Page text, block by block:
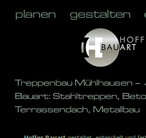
Treppenbau Mühlhausen
Bauart: Stahltreppen,
Terrassendach, Metallbau